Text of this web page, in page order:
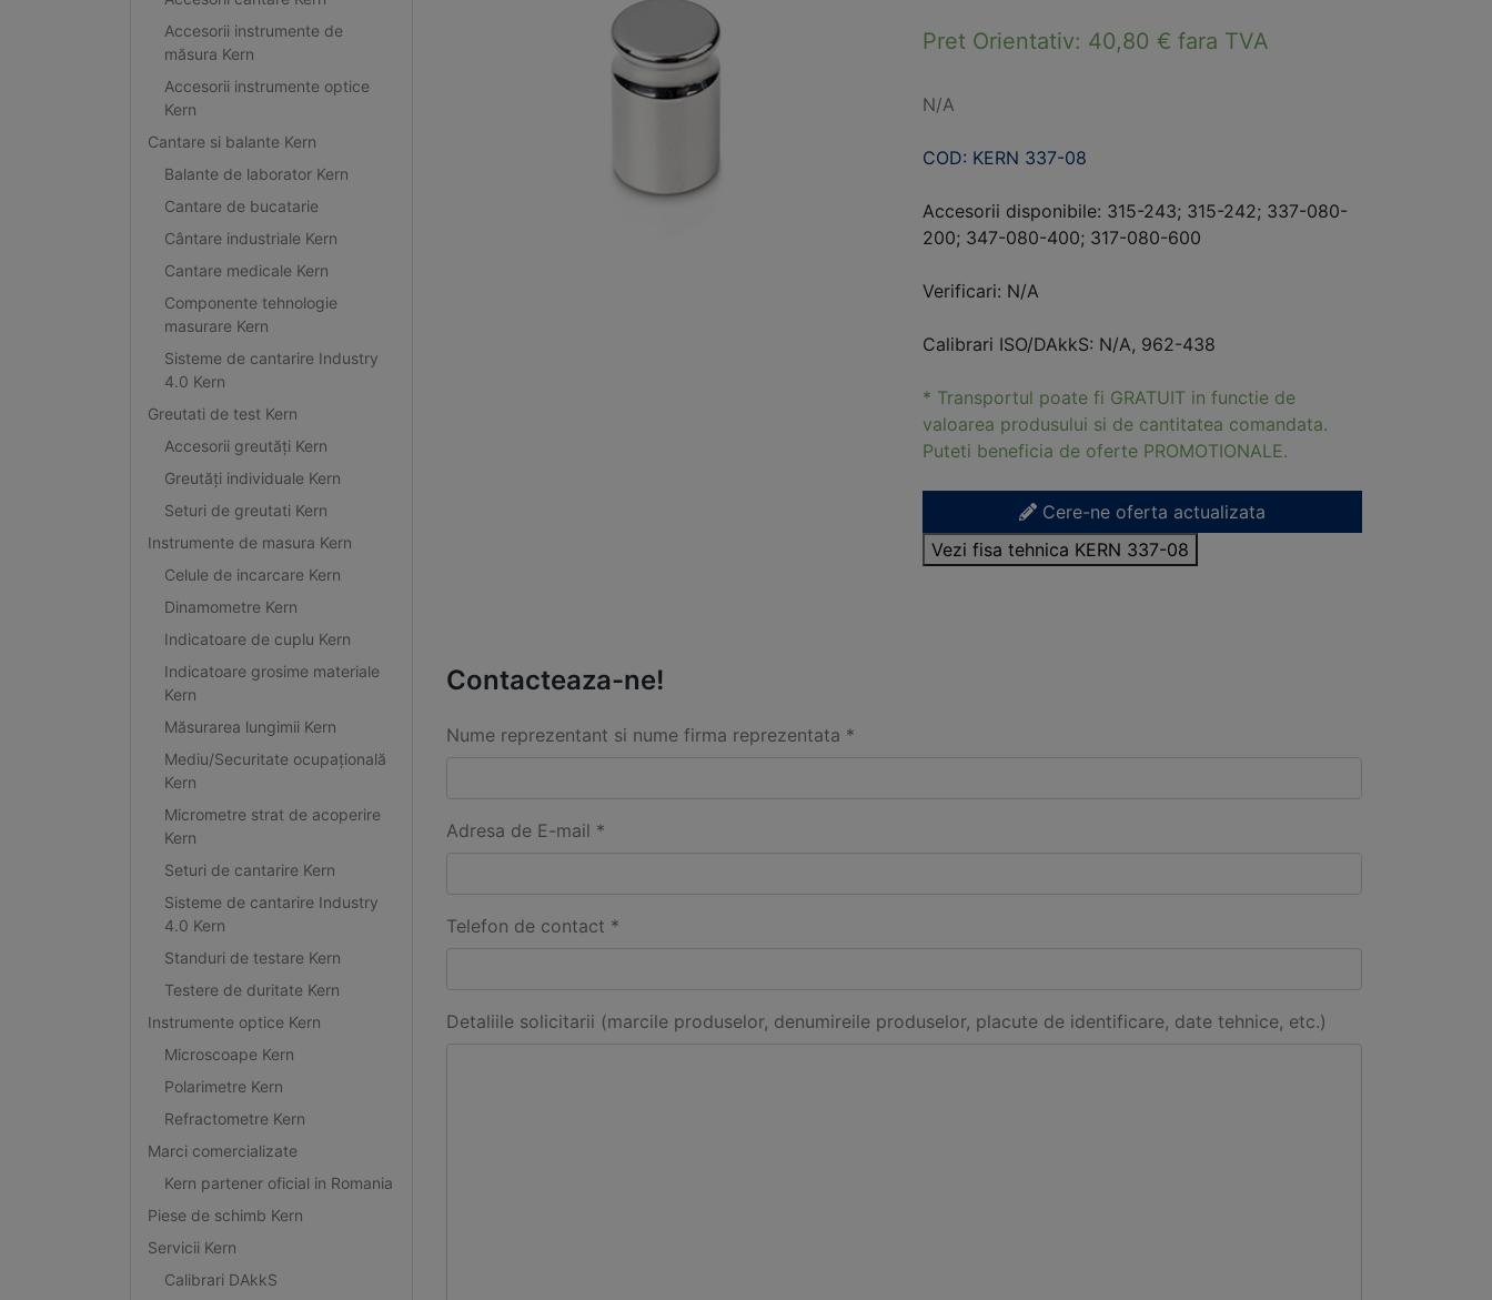
Accesorii instrumente de
măsura Kern
Accesorii instrumente optice
Kern
Cantare si balante Kern
Balante de laborator Kern
Cantare de bucatarie
Cântare industriale Kern
Cantare medicale Kern
Componente tehnologie
masurare Kern
Sisteme de cantarire Industry
4.0 Kern
Greutati de test Kern
Accesorii greutăți Kern
Greutăți individuale Kern
Seturi de greutati Kern
Instrumente de masura Kern
Celule de incarcare Kern
Dinamometre Kern
Indicatoare de cuplu Kern
Indicatoare grosime materiale
Kern
Măsurarea lungimii Kern
Mediu/Securitate ocupațională
Kern
Micrometre strat de acoperire
Kern
Seturi de cantarire Kern
Sisteme de cantarire Industry
4.0 Kern
Standuri de testare Kern
Testere de duritate Kern
Instrumente optice Kern
Microscoape Kern
Polarimetre Kern
Refractometre Kern
Marci comercializate
Kern partener oficial in Romania
Piese de schimb Kern
Servicii Kern
Calibrari DAkkS
Pret Orientativ: 40,80 € fara TVA
N/A
COD: KERN 337-08
Accesorii disponibile: 315-243; 315-242; 337-080-
200; 347-080-400; 317-080-600
Verificari: N/A
Calibrari ISO/DAkkS: N/A, 962-438
* Transportul poate fi GRATUIT in functie de
valoarea produsului si de cantitatea comandata.
Puteti beneficia de oferte PROMOTIONALE.
Cere-ne oferta actualizata
Vezi fisa tehnica KERN 337-08
Contacteaza-ne!
Nume reprezentant si nume firma reprezentata *
Adresa de E-mail *
Telefon de contact *
Detaliile solicitarii (marcile produselor, denumireile produselor, placute de identificare, date tehnice, etc.)